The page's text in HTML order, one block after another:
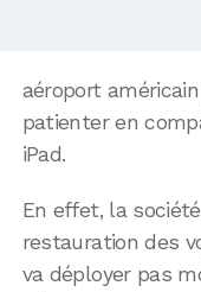
aéroport
patienter en
iPad.
En effet, la
restauration des
va déployer pas